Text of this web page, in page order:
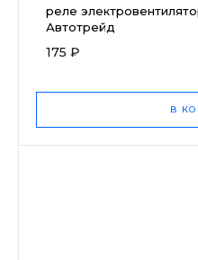
реле
Автотрейд
175 ₽
В